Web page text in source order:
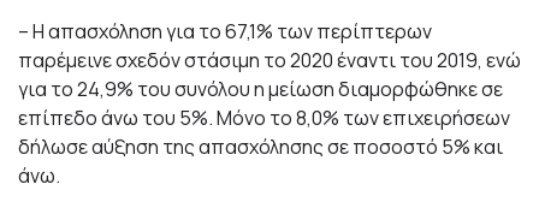
– Η απασχόληση για το 67,1% των περίπτερων
παρέμεινε σχεδόν στάσιμη το 2020 έναντι του 2019, ενώ
για το 24,9% του συνόλου η μείωση διαμορφώθηκε σε
επίπεδο άνω του 5%. Μόνο το 8,0% των επιχειρήσεων
δήλωσε αύξηση της απασχόλησης σε ποσοστό 5% και
άνω.